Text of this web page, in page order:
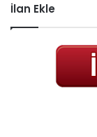
İlan Ekle